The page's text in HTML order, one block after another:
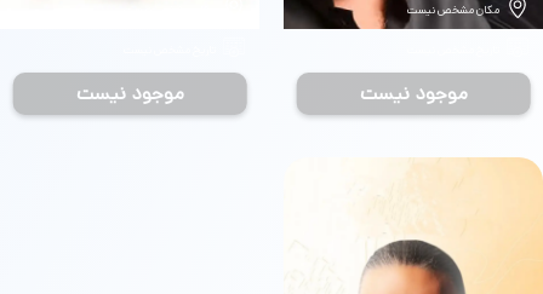
مکان مشخص نیست
موجود نیست موجود نیست